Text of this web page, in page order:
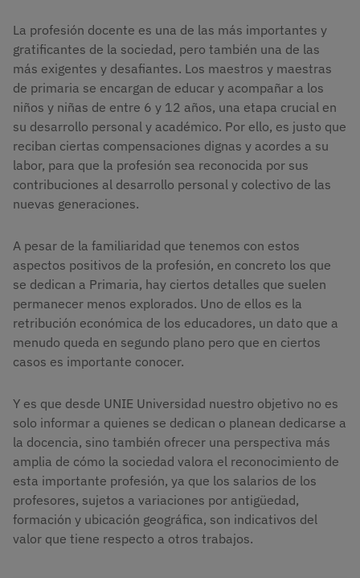
La profesión docente es una de las más importantes y
gratificantes de la sociedad, pero también una de las
más exigentes y desafiantes. Los maestros y maestras
de primaria se encargan de educar y acompañar a los
niños y niñas de entre 6 y 12 años, una etapa crucial en
su desarrollo personal y académico. Por ello, es justo que
reciban ciertas compensaciones dignas y acordes a su
labor, para que la profesión sea reconocida por sus
contribuciones al desarrollo personal y colectivo de las
nuevas generaciones.
A pesar de la familiaridad que tenemos con estos
aspectos positivos de la profesión, en concreto los que
se dedican a Primaria, hay ciertos detalles que suelen
permanecer menos explorados. Uno de ellos es la
retribución económica de los educadores, un dato que a
menudo queda en segundo plano pero que en ciertos
casos es importante conocer.
Y es que desde UNIE Universidad nuestro objetivo no es
solo informar a quienes se dedican o planean dedicarse a
la docencia, sino también ofrecer una perspectiva más
amplia de cómo la sociedad valora el reconocimiento de
esta importante profesión, ya que los salarios de los
profesores, sujetos a variaciones por antigüedad,
formación y ubicación geográfica, son indicativos del
valor que tiene respecto a otros trabajos.